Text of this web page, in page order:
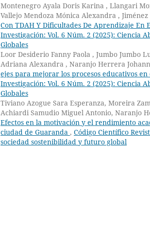
Montenegro Ayala Doris Karina , Llangari
Vallejo Mendoza Mónica Alexandra ,
Con TDAH Y Dificultades De Aprendizaje En
Investigación: Vol. 6 Núm. 2 (2025): Ciencia
Globales
Loor Desiderio Fanny Paola , Jumbo Jumbo
Adriana Alexandra , Naranjo Herrera
ejes para mejorar los procesos educativos
Investigación: Vol. 6 Núm. 2 (2025): Ciencia
Globales
Tiviano Azogue Sara Esperanza, Moreira
Achiardi Samudio Miguel Antonio, Naranjo
Efectos en la motivación y el rendimiento
ciudad de Guaranda , Código Científico
sociedad sostenibilidad y futuro global